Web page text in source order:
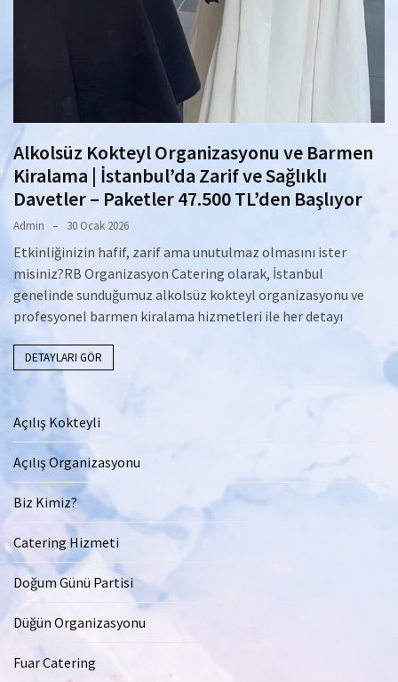
Alkolsüz Kokteyl Organizasyonu ve Barmen
Kiralama | İstanbul’da Zarif ve Sağlıklı
Davetler – Paketler 47.500 TL’den Başlıyor
Admin 30 Ocak 2026
Etkinliğinizin hafif, zarif ama unutulmaz olmasını ister
misiniz?RB Organizasyon Catering olarak, İstanbul
genelinde sunduğumuz alkolsüz kokteyl organizasyonu ve
profesyonel barmen kiralama hizmetleri ile her detayı
DETAYLARI GÖR
Açılış Kokteyli
Açılış Organizasyonu
Biz Kimiz?
Catering Hizmeti
Doğum Günü Partisi
Düğün Organizasyonu
Fuar Catering